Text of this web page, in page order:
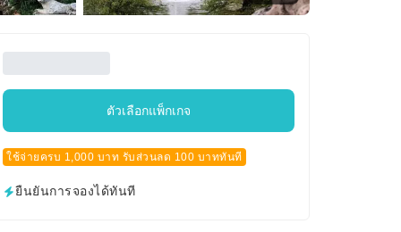
ตัวเลือกแพ็กเกจ
ใช้จ่ายครบ 1,000 บาท รับส่วนลด 100 บาททันที
ยืนยันการจองได้ทันที